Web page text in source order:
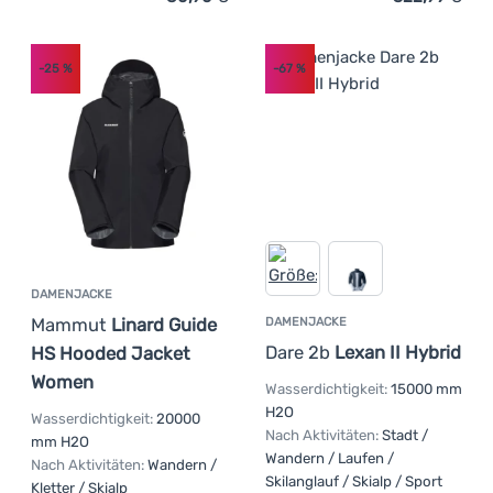
Helly Hansen(
Hi-Tec(
Kari Traa
Karpos
Kilpi (
Mammut
Montane(3)
MOOA(8 )
Mountain Equipment
Norrona(1)
Northfinder(9)
DAMENJACKE
Mammut Linard Guide
HS Hooded Jacket
Women
-25 %
Wasserdichtigkeit: 20000
mm H2O
Nach Aktivitäten: Wandern /
Kletter / Skialp
DAMENJACKE
Dare 2b Lexan II Hybrid
-67 %
Wasserdichtigkeit: 15000 mm
H2O
Nach Aktivitäten: Stadt /
Wandern / Laufen /
Skilanglauf / Skialp / Sport